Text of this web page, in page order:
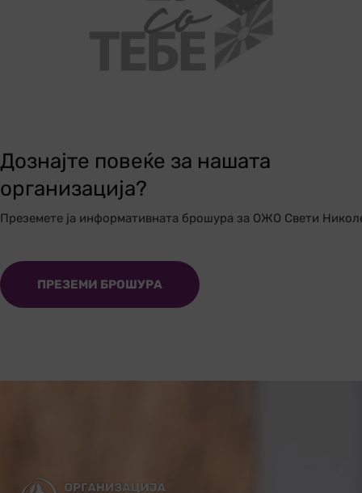
Дознајте повеќе за нашата
организација?
Преземете ја информативната брошура за ОЖО Свети
ПРЕЗЕМИ БРОШУРА